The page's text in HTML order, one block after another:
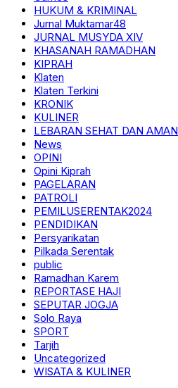
HUKUM & KRIMINAL
Jurnal Muktamar48
JURNAL MUSYDA XIV
KHASANAH RAMADHAN
KIPRAH
Klaten
Klaten Terkini
KRONIK
KULINER
LEBARAN SEHAT DAN AMAN
News
OPINI
Opini Kiprah
PAGELARAN
PATROLI
PEMILUSERENTAK2024
PENDIDIKAN
Persyarikatan
Pilkada Serentak
public
Ramadhan Karem
REPORTASE HAJI
SEPUTAR JOGJA
Solo Raya
SPORT
Tarjih
Uncategorized
WISATA & KULINER